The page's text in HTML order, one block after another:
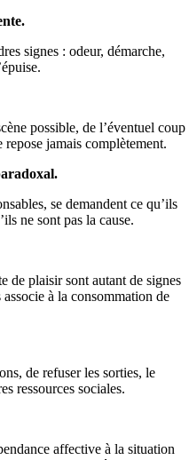
signes : odeur, démarche,
possible, de l’éventuel coup
repose jamais complètement.
se demandent ce qu’ils
ne sont pas la cause.
de plaisir sont autant de signes
à la consommation de
de refuser les sorties, le
ressources sociales.
affective à la situation